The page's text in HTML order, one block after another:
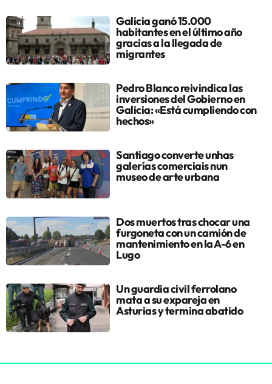
Galicia ganó 15.000
habitantes en el último año
gracias a la llegada de
migrantes
Pedro Blanco reivindica las
inversiones del Gobierno en
Galicia: «Está cumpliendo con
hechos»
Santiago converte unhas
galerías comerciais nun
museo de arte urbana
Dos muertos tras chocar una
furgoneta con un camión de
mantenimiento en la A-6 en
Lugo
Un guardia civil ferrolano
mata a su expareja en
Asturias y termina abatido